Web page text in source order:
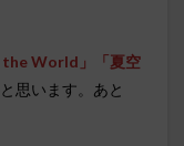
the World」「夏空
思います。あと